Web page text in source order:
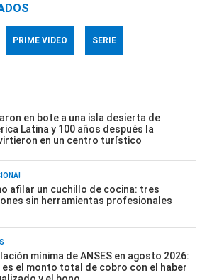
PRIME VIDEO SERIE
en bote a una isla desierta de
Latina y 100 años después la
en un centro turístico
afilar un cuchillo de cocina: tres
sin herramientas profesionales
mínima de ANSES en agosto 2026:
es el monto total de cobro con el haber